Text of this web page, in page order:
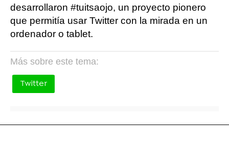
desarrollaron #tuitsaojo, un proyecto pionero
que permitía usar Twitter con la mirada en un
ordenador o tablet.
Más sobre este tema:
Twitter